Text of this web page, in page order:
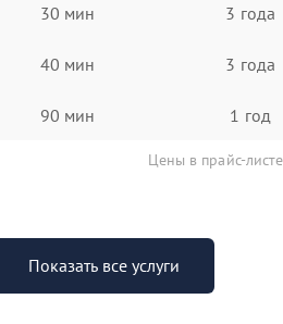
30 мин 3 года
40 мин 3 года
90 мин 1 год
Цены в прайс-
Показать все услуги